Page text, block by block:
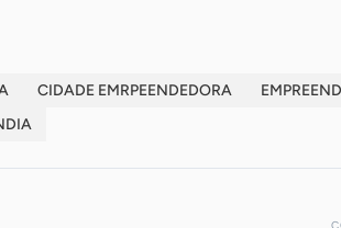
CIDADE EMRPEENDEDORA